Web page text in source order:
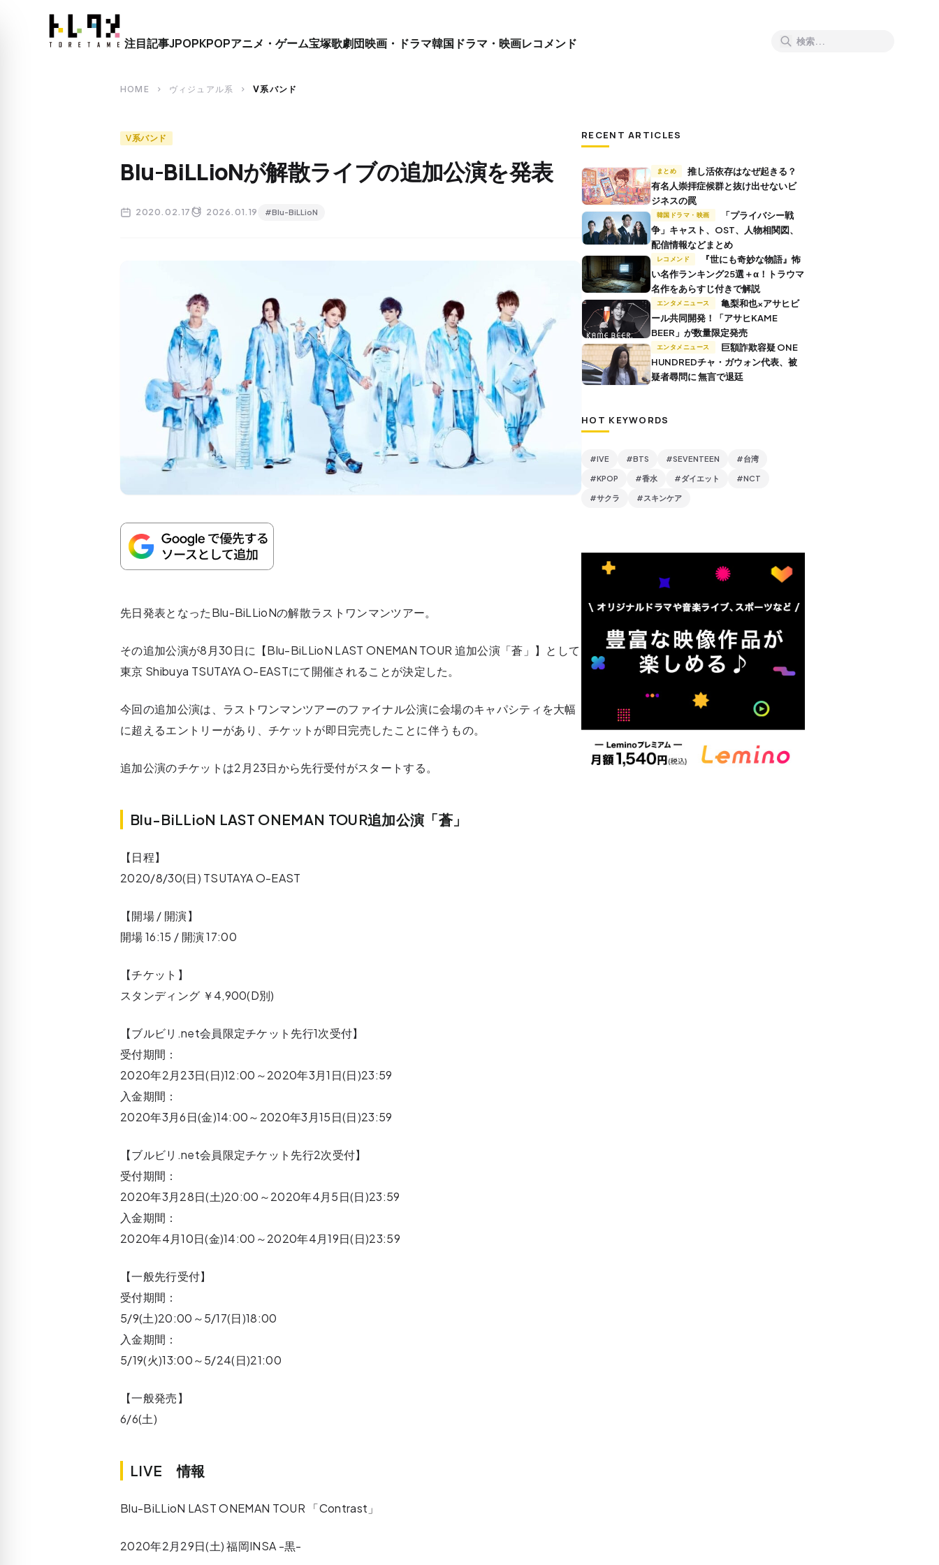
close
注目記事JPOPKPOPアニメ・ゲーム宝塚歌劇団映画・ドラマ韓国ドラマ・映画レコメンド
HOME chevron_right ヴィジュアル系 chevron_right V系バンド
V系バンド
Blu-BiLLioNが解散ライブの追加公演を発表
2020.02.17 2026.01.19 #Blu-BiLLioN
先日発表となったBlu-BiLLioNの解散ラストワンマンツアー。
その追加公演が8月30日に【Blu-BiLLioN LAST ONEMAN TOUR 追加公演「蒼」】として
東京 Shibuya TSUTAYA O-EASTにて開催されることが決定した。
今回の追加公演は、ラストワンマンツアーのファイナル公演に会場のキャパシティを大幅
に超えるエントリーがあり、チケットが即日完売したことに伴うもの。
追加公演のチケットは2月23日から先行受付がスタートする。
Blu-BiLLioN LAST ONEMAN TOUR追加公演「蒼」
【日程】
2020/8/30(日) TSUTAYA O-EAST
【開場 / 開演】
開場 16:15 / 開演 17:00
【チケット】
スタンディング ￥4,900(D別)
【ブルビリ.net会員限定チケット先行1次受付】
受付期間：
2020年2月23日(日)12:00～2020年3月1日(日)23:59
入金期間：
2020年3月6日(金)14:00～2020年3月15日(日)23:59
【ブルビリ.net会員限定チケット先行2次受付】
受付期間：
2020年3月28日(土)20:00～2020年4月5日(日)23:59
入金期間：
2020年4月10日(金)14:00～2020年4月19日(日)23:59
【一般先行受付】
受付期間：
5/9(土)20:00～5/17(日)18:00
入金期間：
5/19(火)13:00～5/24(日)21:00
【一般発売】
6/6(土)
LIVE 情報
Blu-BiLLioN LAST ONEMAN TOUR 「Contrast」
2020年2月29日(土) 福岡INSA -黒-
RECENT ARTICLES
まとめ
推し活依存はなぜ起きる？
有名人崇拝症候群と抜け出せないビ
ジネスの罠
韓国ドラマ・映画
争」キャスト、OST、人物相関図、
配信情報などまとめ
レコメンド
い名作ランキング25選＋α！トラウマ
名作をあらすじ付きで解説
エンタメニュース
ール共同開発！「アサヒKAME
BEER」が数量限定発売
エンタメニュース
HUNDREDチャ・ガウォン代表、被
疑者尋問に 無言で退廷
HOT KEYWORDS
#IVE #BTS #SEVENTEEN #台湾
#KPOP #香水 #ダイエット #NCT
#サクラ #スキンケア